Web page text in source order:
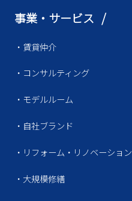
事業・サービス /
・賃貸仲介
・コンサルティング
・モデルルーム
・自社ブランド
・リフォーム・リノベーション
・大規模修繕